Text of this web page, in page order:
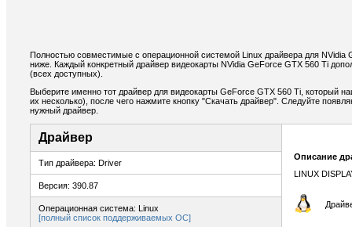
Полностью совместимые с операционной системой Linux драйвера для
ниже. Каждый конкретный драйвер видеокарты NVidia GeForce GTX 560 Ti
(всех доступных).
Выберите именно тот драйвер для видеокарты GeForce GTX 560 Ti, который
их несколько), после чего нажмите кнопку "Скачать драйвер". Следуйте
нужный драйвер.
Драйвер
Тип драйвера: Driver
Версия: 390.87
Операционная система: Linux
[полный список поддерживаемых ОС]
Описание
LINUX